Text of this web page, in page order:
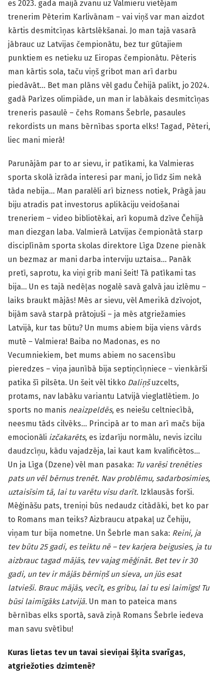
es 2023. gada maijā zvanu uz Valmieru vietējam
trenerim Pēterim Karlivānam – vai viņš var man aizdot
kārtis desmitcīņas kārtslēkšanai. Jo man tajā vasarā
jābrauc uz Latvijas čempionātu, bez tur gūtajiem
punktiem es netieku uz Eiropas čempionātu. Pēteris
man kārtis sola, taču viņš gribot man arī darbu
piedāvāt… Bet man plāns vēl gadu Čehijā palikt, jo 2024.
gadā Parīzes olimpiāde, un man ir labākais desmitcīņas
treneris pasaulē – čehs Romans Šebrle, pasaules
rekordists un mans bērnības sporta elks! Tagad, Pēteri,
liec mani mierā!
Parunājām par to ar sievu, ir patīkami, ka Valmieras
sporta skolā izrāda interesi par mani, jo līdz šim nekā
tāda nebija… Man paralēli arī bizness notiek, Prāgā jau
biju atradis pat investorus aplikāciju veidošanai
treneriem – video bibliotēkai, arī kopumā dzīve Čehijā
man diezgan laba. Valmierā Latvijas čempionātā starp
disciplīnām sporta skolas direktore Līga Dzene pienāk
un bezmaz ar mani darba interviju uztaisa… Panāk
pretī, saprotu, ka viņi grib mani šeit! Tā patīkami tas
bija… Un es tajā nedēļas nogalē savā galvā jau izlēmu –
laiks braukt mājās! Mēs ar sievu, vēl Amerikā dzīvojot,
bijām savā starpā prātojuši – ja mēs atgriežamies
Latvijā, kur tas būtu? Un mums abiem bija viens vārds
mutē – Valmiera! Baiba no Madonas, es no
Vecumniekiem, bet mums abiem no sacensību
pieredzes – viņa jaunībā bija septiņcīņniece – vienkārši
patika šī pilsēta. Un šeit vēl tikko Daliņšuzcelts,
protams, nav labāku variantu Latvijā vieglatlētiem. Jo
sports no manis neaizpeldēs, es neiešu celtniecībā,
neesmu tāds cilvēks… Principā ar to man arī mačs bija
emocionāli izčakarēts, es izdarīju normālu, nevis izcilu
daudzcīņu, kādu vajadzēja, lai kaut kam kvalificētos…
Un ja Līga (Dzene) vēl man pasaka: Tu varēsi trenēties
pats un vēl bērnus trenēt. Nav problēmu, sadarbosimies,
uztaisīsim tā, lai tu varētu visu darīt. Izklausās forši.
Mēģināšu pats, treniņi būs nedaudz citādāki, bet ko par
to Romans man teiks? Aizbraucu atpakaļ uz Čehiju,
viņam tur bija nometne. Un Šebrle man saka: Reini, ja
tev būtu 25 gadi, es teiktu nē – tev karjera beigusies, ja tu
aizbrauc tagad mājās, tev vajag mēģināt. Bet tev ir 30
gadi, un tev ir mājās bērniņš un sieva, un jūs esat
latvieši. Brauc mājās, vecīt, es gribu, lai tu esi laimīgs! Tu
būsi laimīgāks Latvijā. Un man to pateica mans
bērnības elks sportā, savā ziņā Romans Šebrle iedeva
man savu svētību!
Kuras lietas tev un tavai sieviņai šķita svarīgas,
atgriežoties dzimtenē?